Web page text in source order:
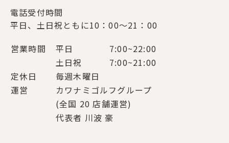
電話受付時間
平日、土日祝ともに10：00～21：00
営業時間
平日
7:00~22:00
土日祝
7:00~21:00
定休日
毎週木曜日
運営
カワナミゴルフグループ
(全国 20 店舗運営)
代表者 川波 豪